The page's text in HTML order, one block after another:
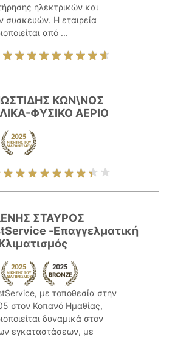
ηλεκτρικών και
συσκευών. Η εταιρεία
από ...
ΚΩΝ\ΝΟΣ
ΦΥΣΙΚΟ ΑΕΡΙΟ
ΣΤΑΥΡΟΣ
-Επαγγελματική
με τοποθεσία στην
στον Κοπανό Ημαθίας,
δυναμικά στον
εγκαταστάσεων, με